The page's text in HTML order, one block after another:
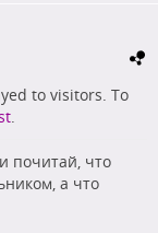
to visitors. To
.
почитай, что
а что